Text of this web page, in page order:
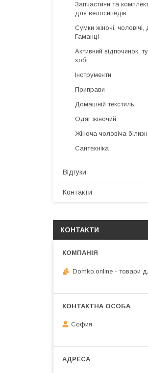
Запчастини та
для велосипедів
Сумки жіночі, чоловічі,
Гаманці
Активний відпочинок,
хобі
Інструменти
Приправи
Домашній текстиль
Одяг жіночий
Жіноча чоловіча
Сантехніка
Відгуки
Контакти
КОНТАКТИ
Domko.online - товари
София